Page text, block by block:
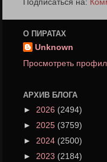
Подписаться на:
О ПИРАТАХ
Unknown
Просмотреть
АРХИВ БЛОГА
► 2026 (2494)
► 2025 (3759)
► 2024 (2500)
► 2023 (2184)